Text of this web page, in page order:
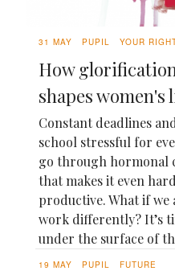
31 MAY PUPIL YOUR
How
shapes women's
Constant deadlines
school stressful for
go through hormonal
that makes it even
productive. What if we
work differently? It’s
under the surface of
19 MAY PUPIL FUTURE